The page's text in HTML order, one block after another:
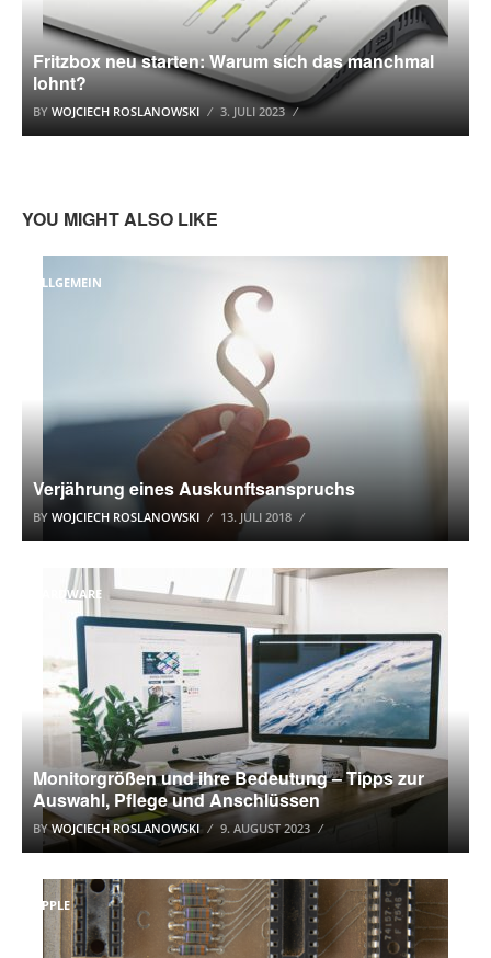
Fritzbox neu starten: Warum sich das manchmal
lohnt?
BY WOJCIECH ROSLANOWSKI 3. JULI 2023
YOU MIGHT ALSO LIKE
ALLGEMEIN
Verjährung eines Auskunftsanspruchs
BY WOJCIECH ROSLANOWSKI 13. JULI 2018
HARDWARE
Monitorgrößen und ihre Bedeutung – Tipps zur
Auswahl, Pflege und Anschlüssen
BYWOJCIECH ROSLANOWSKI 9. AUGUST 2023
APPLE